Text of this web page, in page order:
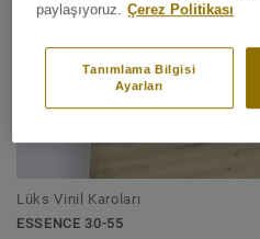
Lüks Vinil Karoları
ESSENCE 30-55
paylaşıyoruz. Çerez Politikası
Tanımlama Bilgisi
Ayarları